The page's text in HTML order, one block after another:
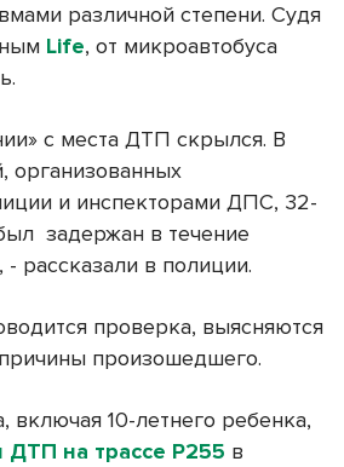
различной степени. Судя
Life, от микроавтобуса
с места ДТП скрылся. В
организованных
и инспекторами ДПС, 32-
задержан в течение
- рассказали в полиции.
проверка, выясняются
произошедшего.
включая 10-летнего ребенка,
ДТП на трассе Р255 в